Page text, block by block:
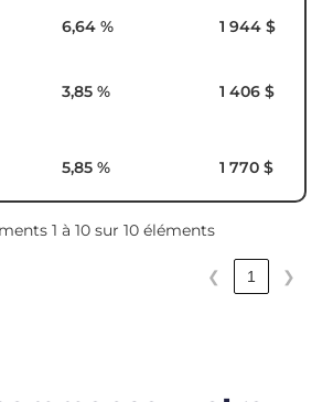
6,64 % 1 944 $
3,85 %
5,85 %
1 406 $
1 770 $
1 à 10 sur 10 éléments
❮ 1 ❯